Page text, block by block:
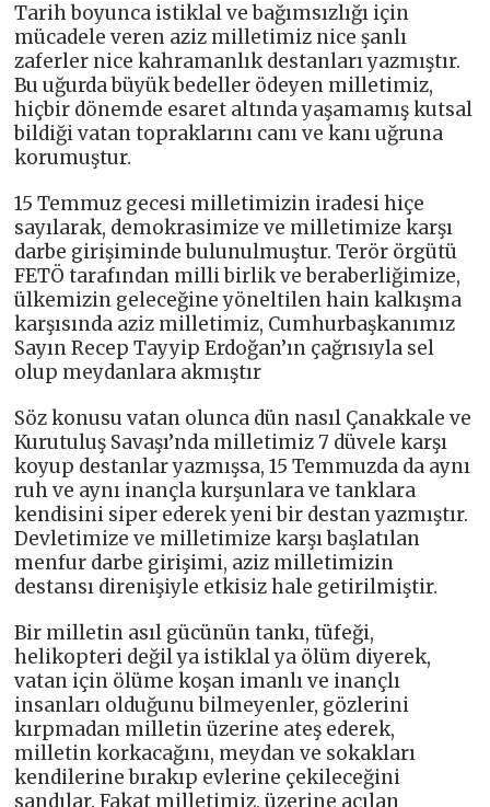
Tarih boyunca istiklal ve bağımsızlığı için
mücadele veren aziz milletimiz nice şanlı
zaferler nice kahramanlık destanları yazmıştır.
Bu uğurda büyük bedeller ödeyen milletimiz,
hiçbir dönemde esaret altında yaşamamış kutsal
bildiği vatan topraklarını canı ve kanı uğruna
korumuştur.
15 Temmuz gecesi milletimizin iradesi hiçe
sayılarak, demokrasimize ve milletimize karşı
darbe girişiminde bulunulmuştur. Terör örgütü
FETÖ tarafından milli birlik ve beraberliğimize,
ülkemizin geleceğine yöneltilen hain kalkışma
karşısında aziz milletimiz, Cumhurbaşkanımız
Sayın Recep Tayyip Erdoğan’ın çağrısıyla sel
olup meydanlara akmıştır
Söz konusu vatan olunca dün nasıl Çanakkale ve
Kurutuluş Savaşı’nda milletimiz 7 düvele karşı
koyup destanlar yazmışsa, 15 Temmuzda da aynı
ruh ve aynı inançla kurşunlara ve tanklara
kendisini siper ederek yeni bir destan yazmıştır.
Devletimize ve milletimize karşı başlatılan
menfur darbe girişimi, aziz milletimizin
destansı direnişiyle etkisiz hale getirilmiştir.
Bir milletin asıl gücünün tankı, tüfeği,
helikopteri değil ya istiklal ya ölüm diyerek,
vatan için ölüme koşan imanlı ve inançlı
insanları olduğunu bilmeyenler, gözlerini
kırpmadan milletin üzerine ateş ederek,
milletin korkacağını, meydan ve sokakları
kendilerine bırakıp evlerine çekileceğini
sandılar. Fakat milletimiz, üzerine açılan